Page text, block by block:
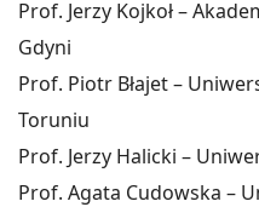
Prof. Jerzy Kojkoł –
Gdyni
Prof. Piotr Błajet –
Toruniu
Prof. Jerzy Halicki –
Prof. Agata Cudowska –